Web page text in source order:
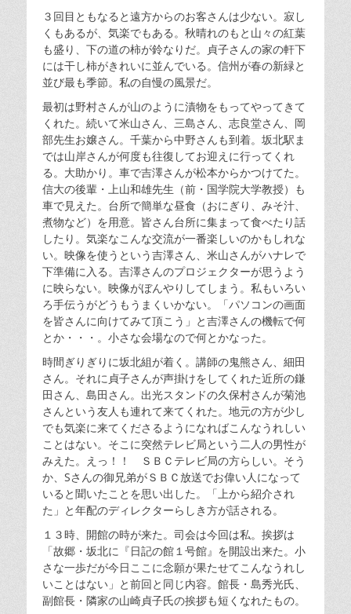
３回目ともなると遠方からのお客さんは少ない。寂し
くもあるが、気楽でもある。秋晴れのもと山々の紅葉
も盛り、下の道の柿が鈴なりだ。貞子さんの家の軒下
には干し柿がきれいに並んでいる。信州が春の新緑と
並び最も季節。私の自慢の風景だ。
最初は野村さんが山のように漬物をもってやってきて
くれた。続いて米山さん、三島さん、志良堂さん、岡
部先生お嬢さん。千葉から中野さんも到着。坂北駅ま
では山岸さんが何度も往復してお迎えに行ってくれ
る。大助かり。車で吉澤さんが松本からかつけてた。
信大の後輩・上山和雄先生（前・国学院大学教授）も
車で見えた。台所で簡単な昼食（おにぎり、みそ汁、
煮物など）を用意。皆さん台所に集まって食べたり話
したり。気楽なこんな交流が一番楽しいのかもしれな
い。映像を使うという吉澤さん、米山さんがハナレで
下準備に入る。吉澤さんのプロジェクターが思うよう
に映らない。映像がぼんやりしてしまう。私もいろい
ろ手伝うがどうもうまくいかない。「パソコンの画面
を皆さんに向けてみて頂こう」と吉澤さんの機転で何
とか・・・。小さな会場なので何とかなった。
時間ぎりぎりに坂北組が着く。講師の鬼熊さん、細田
さん。それに貞子さんが声掛けをしてくれた近所の鎌
田さん、島田さん。出光スタンドの久保村さんが菊池
さんという友人も連れて来てくれた。地元の方が少し
でも気楽に来てくださるようになればこんなうれしい
ことはない。そこに突然テレビ局という二人の男性が
みえた。えっ！！ ＳＢＣテレビ局の方らしい。そう
か、Sさんの御兄弟がＳＢＣ放送でお偉い人になって
いると聞いたことを思い出した。「上から紹介され
た」と年配のディレクターらしき方が話される。
１３時、開館の時が来た。司会は今回は私。挨拶は
「故郷・坂北に『日記の館１号館』を開設出来た。小
さな一歩だが今日ここに念願が果たせてこんなうれし
いことはない」と前回と同じ内容。館長・島秀光氏、
副館長・隣家の山崎貞子氏の挨拶も短くなれたもの。